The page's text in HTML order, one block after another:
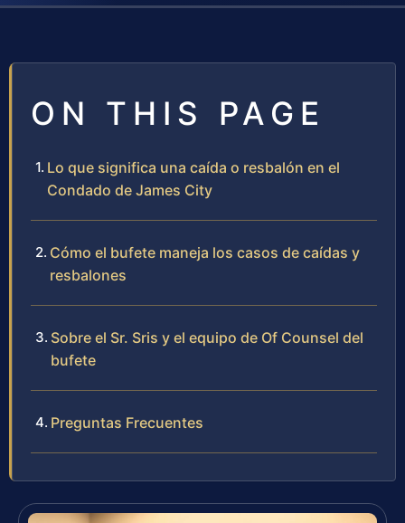
ON THIS PAGE
Lo que significa una caída o resbalón en el
Condado de James City
Cómo el bufete maneja los casos de caídas y
resbalones
Sobre el Sr. Sris y el equipo de Of Counsel del
bufete
Preguntas Frecuentes